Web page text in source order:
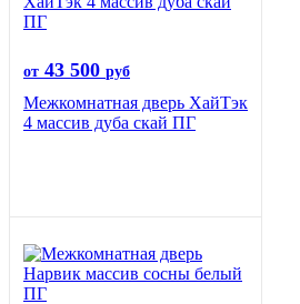
от 43 500 руб
Межкомнатная дверь ХайТэк
4 массив дуба скай ПГ